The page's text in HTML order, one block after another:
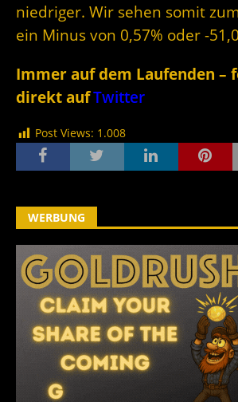
niedriger. Wir sehen somit
ein Minus von 0,57% oder -
Immer auf dem Laufenden –
direkt aufTwitter
Post Views: 1.008
WERBUNG